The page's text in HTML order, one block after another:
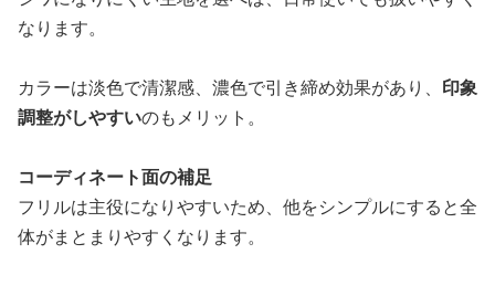
なります。
カラーは淡色で清潔感、濃色で引き締め効果があり、 印象
調整がしやすいのもメリット。
コーディネート面の補足
フリルは主役になりやすいため、他をシンプルにすると全
体がまとまりやすくなります。